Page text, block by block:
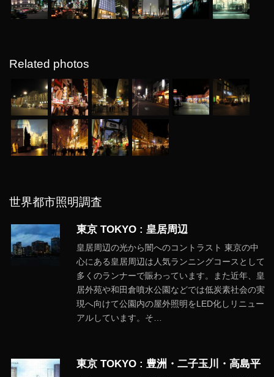
Related photos
世界都市照明調査
東京 TOKYO : 皇居周辺
皇居周辺の光から闇へのコントラスト 東京の中
心にある皇居周辺は人気ランニングコースとして
多くのランナーで賑わっています。また近年、皇
居外苑や和田倉噴水公園などでは低炭素社会の実
現へ向けて公園内の屋外照明をLED化しリニュー
アルしています。そ…
東京 TOKYO : 豊洲・二子玉川・高島平